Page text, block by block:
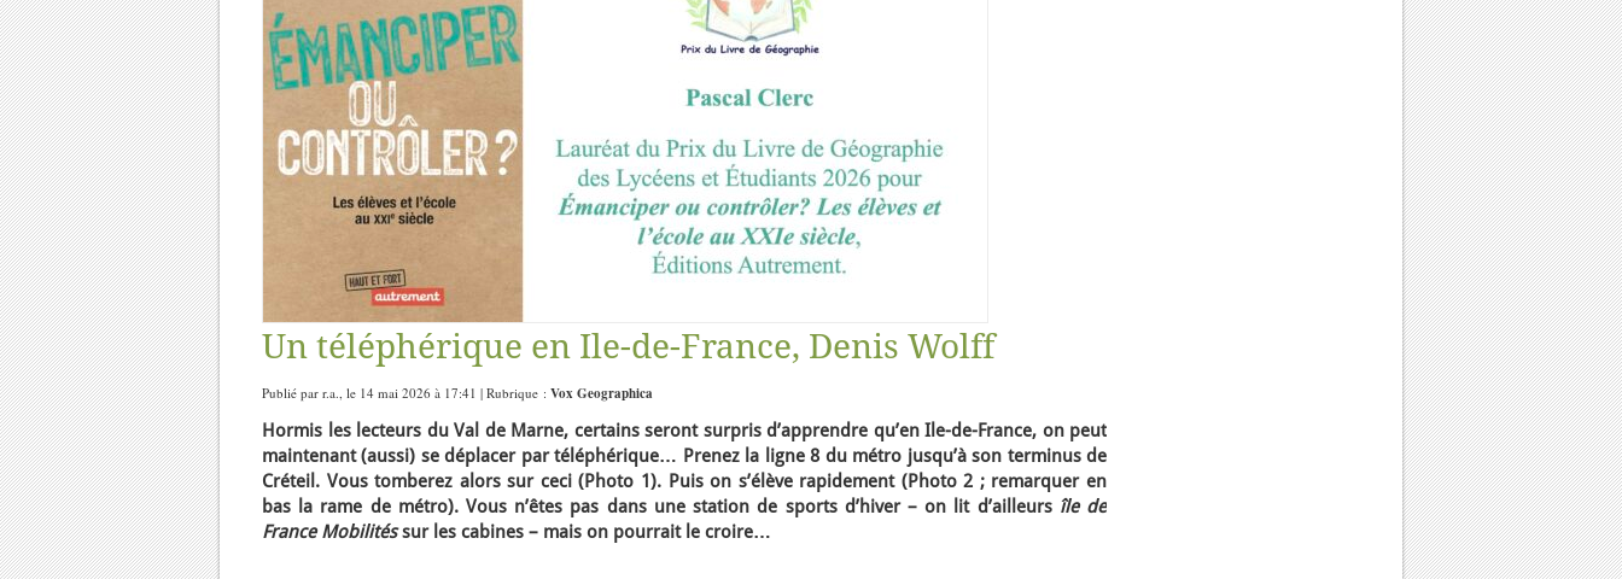
Un téléphérique en Ile-de-France, Denis Wolff
Publié par r.a., le 14 mai 2026 à 17:41 | Rubrique : Vox Geographica
Hormis les lecteurs du Val de Marne, certains seront surpris d’apprendre qu’en Ile-de-France, on peut
maintenant (aussi) se déplacer par téléphérique… Prenez la ligne 8 du métro jusqu’à son terminus de
Créteil. Vous tomberez alors sur ceci (Photo 1). Puis on s’élève rapidement (Photo 2 ; remarquer en
bas la rame de métro). Vous n’êtes pas dans une station de sports d’hiver – on lit d’ailleurs île de
France Mobilitéssur les cabines – mais on pourrait le croire…